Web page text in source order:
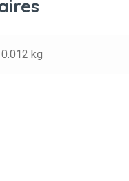
0.012 kg